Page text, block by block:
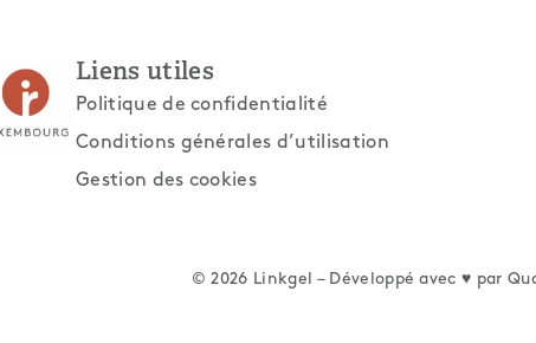
Liens utiles
Politique de confidentialité
Conditions générales d’utilisation
Gestion des cookies
© 2026 Linkgel – Développé avec ♥ par